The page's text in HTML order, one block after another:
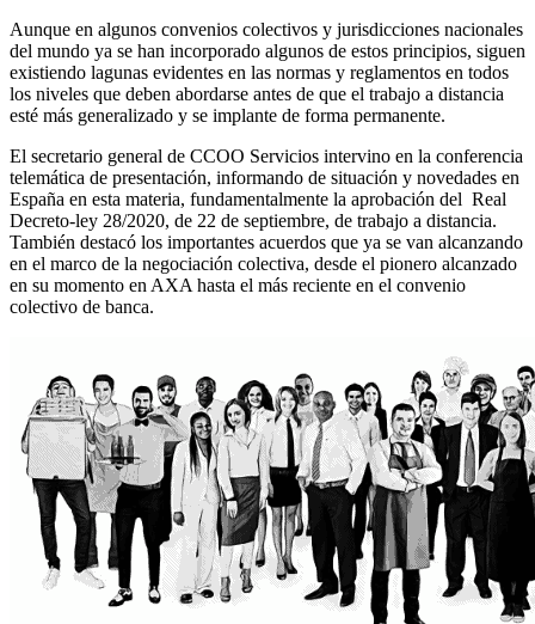
Aunque en algunos convenios colectivos y jurisdicciones nacionales
del mundo ya se han incorporado algunos de estos principios, siguen
existiendo lagunas evidentes en las normas y reglamentos en todos
los niveles que deben abordarse antes de que el trabajo a distancia
esté más generalizado y se implante de forma permanente.
El secretario general de CCOO Servicios intervino en la conferencia
telemática de presentación, informando de situación y novedades en
España en esta materia, fundamentalmente la aprobación del Real
Decreto-ley 28/2020, de 22 de septiembre, de trabajo a distancia.
También destacó los importantes acuerdos que ya se van alcanzando
en el marco de la negociación colectiva, desde el pionero alcanzado
en su momento en AXA hasta el más reciente en el convenio
colectivo de banca.